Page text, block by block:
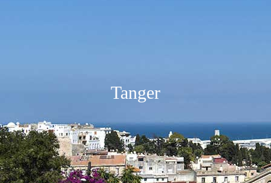
Tanger
Activités
Service